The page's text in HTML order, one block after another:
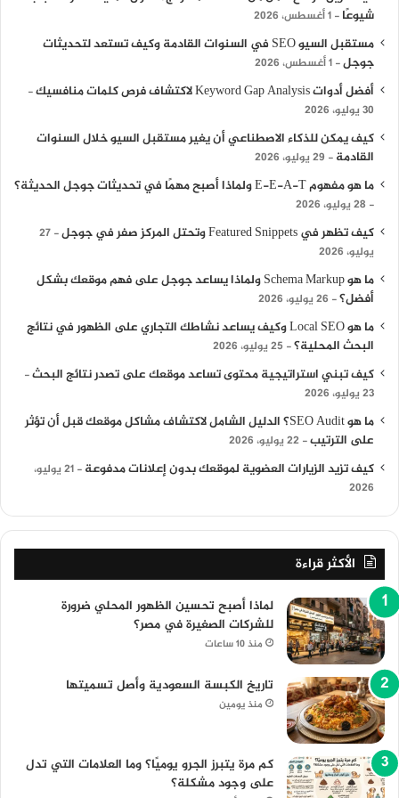
شيوعًا
1 أغسطس، 2026
مستقبل السيو SEO في السنوات القادمة وكيف تستعد لتحديثات
جوجل 1 أغسطس، 2026
أفضل أدوات Keyword Gap Analysis لاكتشاف فرص كلمات منافسيك
30 يوليو، 2026
كيف يمكن للذكاء الاصطناعي أن يغير مستقبل السيو خلال السنوات
القادمة
29 يوليو، 2026
ما هو مفهوم E-E-A-T ولماذا أصبح مهمًا في تحديثات جوجل الحديثة؟
28 يوليو، 2026
كيف تظهر في Featured Snippets وتحتل المركز صفر في جوجل
27
يوليو، 2026
ما هو Schema Markup ولماذا يساعد جوجل على فهم موقعك بشكل
أفضل؟
26 يوليو، 2026
ما هو Local SEO وكيف يساعد نشاطك التجاري على الظهور في نتائج
البحث المحلية؟
25 يوليو، 2026
كيف تبني استراتيجية محتوى تساعد موقعك على تصدر نتائج البحث
23 يوليو، 2026
ما هو SEO Audit؟ الدليل الشامل لاكتشاف مشاكل موقعك قبل أن تؤثر
على الترتيب 22 يوليو، 2026
كيف تزيد الزيارات العضوية لموقعك بدون إعلانات مدفوعة
21 يوليو،
2026
الأكثر قراءة
لماذا أصبح تحسين الظهور المحلي ضرورة
للشركات الصغيرة في مصر؟
منذ 10 ساعات
تاريخ الكبسة السعودية وأصل تسميتها
منذ يومين
كم مرة يتبرز الجرو يوميًا؟ وما العلامات التي تدل
على وجود مشكلة؟